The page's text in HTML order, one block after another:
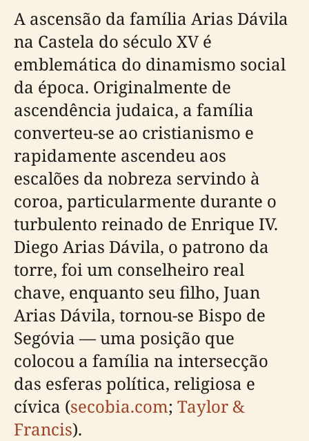
A ascensão da família Arias Dávila
na Castela do século XV é
emblemática do dinamismo social
da época. Originalmente de
ascendência judaica, a família
converteu-se ao cristianismo e
rapidamente ascendeu aos
escalões da nobreza servindo à
coroa, particularmente durante o
turbulento reinado de Enrique IV.
Diego Arias Dávila, o patrono da
torre, foi um conselheiro real
chave, enquanto seu filho, Juan
Arias Dávila, tornou-se Bispo de
Segóvia — uma posição que
colocou a família na intersecção
das esferas política, religiosa e
cívica (secobia.com; Taylor &
Francis).